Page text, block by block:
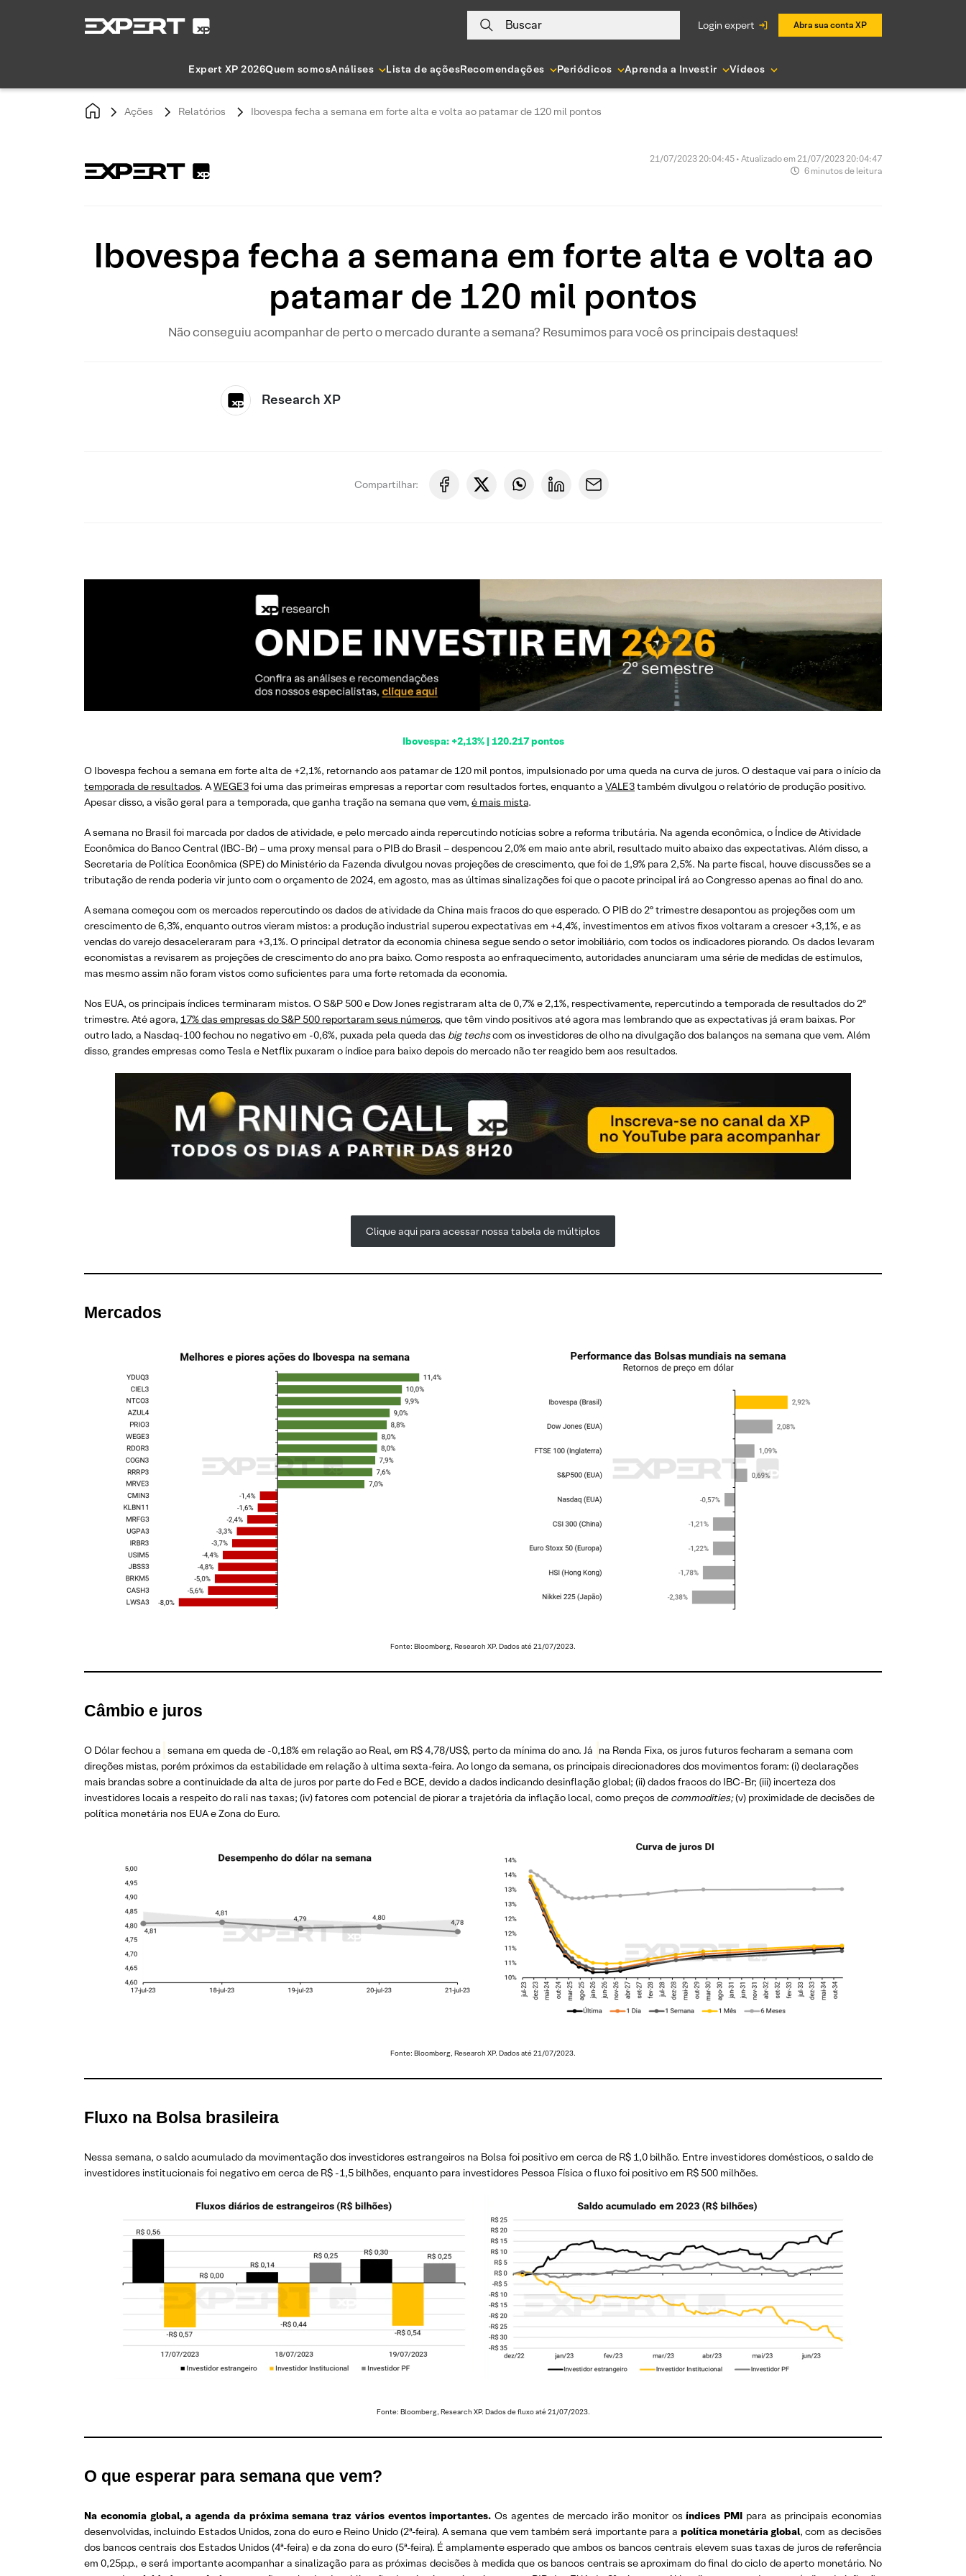
Buscar login expert Abra sua conta XP
Expert XP 2026Quem somosAnálises Lista de açõesRecomendações Periódicos Aprenda a Investir Vídeos
Ações Relatórios Ibovespa fecha a semana em forte alta e volta ao patamar de 120 mil pontos
21/07/2023 20:04:45 • Atualizado em 21/07/2023 20:04:47
6 minutos de leitura
Ibovespa fecha a semana em forte alta e volta ao
patamar de 120 mil pontos
Não conseguiu acompanhar de perto o mercado durante a semana? Resumimos para você os principais destaques!
Research XP
Compartilhar:
Ibovespa: +2,13% | 120.217 pontos
O Ibovespa fechou a semana em forte alta de +2,1%, retornando aos patamar de 120 mil pontos, impulsionado por uma queda na curva de juros. O destaque vai para o início da
temporada de resultados. AWEGE3foi uma das primeiras empresas a reportar com resultados fortes, enquanto a VALE3também divulgou o relatório de produção positivo.
Apesar disso, a visão geral para a temporada, que ganha tração na semana que vem, é mais mista.
A semana no Brasil foi marcada por dados de atividade, e pelo mercado ainda repercutindo notícias sobre a reforma tributária. Na agenda econômica, o Índice de Atividade
Econômica do Banco Central (IBC-Br) – uma proxy mensal para o PIB do Brasil – despencou 2,0% em maio ante abril, resultado muito abaixo das expectativas. Além disso, a
Secretaria de Política Econômica (SPE) do Ministério da Fazenda divulgou novas projeções de crescimento, que foi de 1,9% para 2,5%. Na parte fiscal, houve discussões se a
tributação de renda poderia vir junto com o orçamento de 2024, em agosto, mas as últimas sinalizações foi que o pacote principal irá ao Congresso apenas ao final do ano.
A semana começou com os mercados repercutindo os dados de atividade da China mais fracos do que esperado. O PIB do 2º trimestre desapontou as projeções com um
crescimento de 6,3%, enquanto outros vieram mistos: a produção industrial superou expectativas em +4,4%, investimentos em ativos fixos voltaram a crescer +3,1%, e as
vendas do varejo desaceleraram para +3,1%. O principal detrator da economia chinesa segue sendo o setor imobiliário, com todos os indicadores piorando. Os dados levaram
economistas a revisarem as projeções de crescimento do ano pra baixo. Como resposta ao enfraquecimento, autoridades anunciaram uma série de medidas de estímulos,
mas mesmo assim não foram vistos como suficientes para uma forte retomada da economia.
Nos EUA, os principais índices terminaram mistos. O S&P 500 e Dow Jones registraram alta de 0,7% e 2,1%, respectivamente, repercutindo a temporada de resultados do 2º
trimestre. Até agora, 17% das empresas do S&P 500 reportaram seus números, que têm vindo positivos até agora mas lembrando que as expectativas já eram baixas. Por
outro lado, a Nasdaq-100 fechou no negativo em -0,6%, puxada pela queda das big techscom os investidores de olho na divulgação dos balanços na semana que vem. Além
disso, grandes empresas como Tesla e Netflix puxaram o índice para baixo depois do mercado não ter reagido bem aos resultados.
Clique aqui para acessar nossa tabela de múltiplos
Mercados
Fonte: Bloomberg, Research XP. Dados até 21/07/2023.
Câmbio e juros
O Dólar fechou a semana em queda de -0,18% em relação ao Real, em R$ 4,78/US$, perto da mínima do ano. Já na Renda Fixa, os juros futuros fecharam a semana com
direções mistas, porém próximos da estabilidade em relação à ultima sexta-feira. Ao longo da semana, os principais direcionadores dos movimentos foram: (i) declarações
mais brandas sobre a continuidade da alta de juros por parte do Fed e BCE, devido a dados indicando desinflação global; (ii) dados fracos do IBC-Br; (iii) incerteza dos
investidores locais a respeito do rali nas taxas; (iv) fatores com potencial de piorar a trajetória da inflação local, como preços de commodities;(v) proximidade de decisões de
política monetária nos EUA e Zona do Euro.
Fonte: Bloomberg, Research XP. Dados até 21/07/2023.
Fluxo na Bolsa brasileira
Nessa semana, o saldo acumulado da movimentação dos investidores estrangeiros na Bolsa foi positivo em cerca de R$ 1,0 bilhão. Entre investidores domésticos, o saldo de
investidores institucionais foi negativo em cerca de R$ -1,5 bilhões, enquanto para investidores Pessoa Física o fluxo foi positivo em R$ 500 milhões.
Fonte: Bloomberg, Research XP. Dados de fluxo até 21/07/2023.
O que esperar para semana que vem?
Na economia global, a agenda da próxima semana traz vários eventos importantes. Os agentes de mercado irão monitor osíndices PMI para as principais economias
desenvolvidas, incluindo Estados Unidos, zona do euro e Reino Unido (2ª-feira). A semana que vem também será importante para a política monetária global, com as decisões
dos bancos centrais dos Estados Unidos (4ª-feira) e da zona do euro (5ª-feira). É amplamente esperado que ambos os bancos centrais elevem suas taxas de juros de referência
em 0,25p.p., e será importante acompanhar a sinalização para as próximas decisões à medida que os bancos centrais se aproximam do final do ciclo de aperto monetário. No